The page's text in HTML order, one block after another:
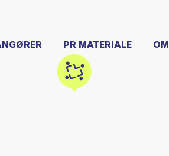
PR MATERIALE OM